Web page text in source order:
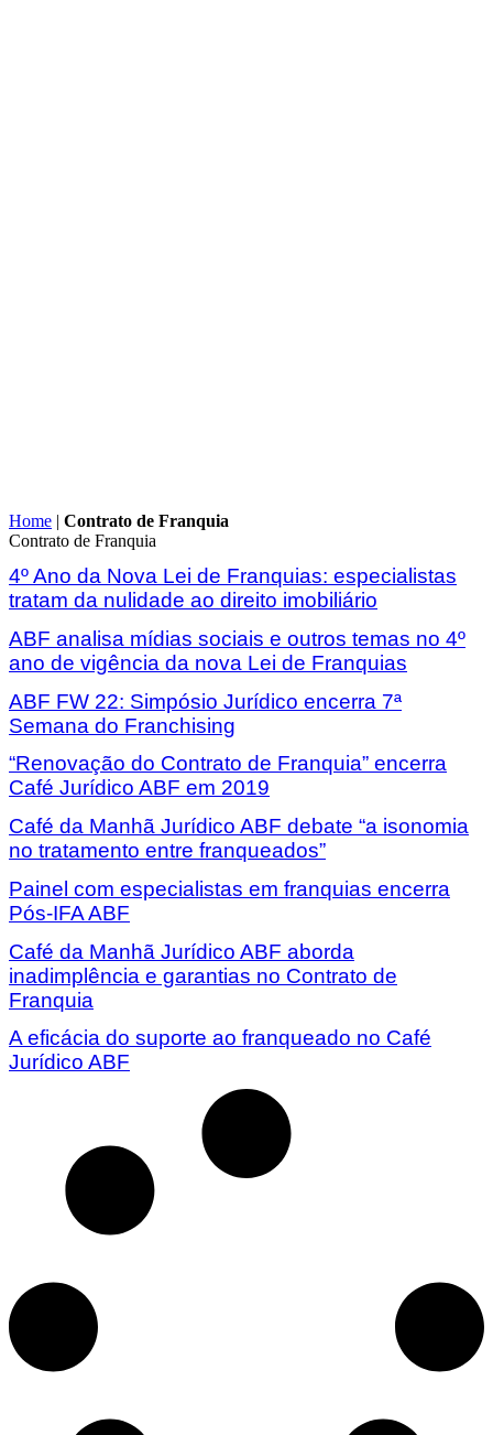
Home | Contrato de Franquia
Contrato de Franquia
4º Ano da Nova Lei de Franquias: especialistas
tratam da nulidade ao direito imobiliário
ABF analisa mídias sociais e outros temas no 4º
ano de vigência da nova Lei de Franquias
ABF FW 22: Simpósio Jurídico encerra 7ª
Semana do Franchising
“Renovação do Contrato de Franquia” encerra
Café Jurídico ABF em 2019
Café da Manhã Jurídico ABF debate “a isonomia
no tratamento entre franqueados”
Painel com especialistas em franquias encerra
Pós-IFA ABF
Café da Manhã Jurídico ABF aborda
inadimplência e garantias no Contrato de
Franquia
A eficácia do suporte ao franqueado no Café
Jurídico ABF